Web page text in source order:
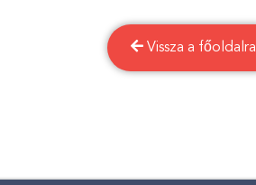
Vissza a főoldalra